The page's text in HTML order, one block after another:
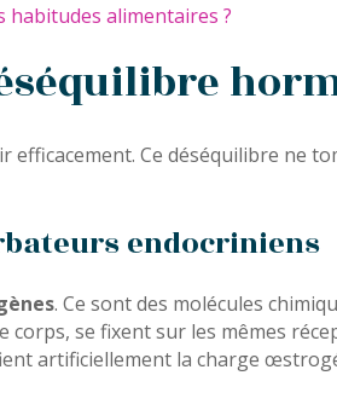
habitudes alimentaires ?
Ce déséquilibre ne
endocriniens
. Ce sont des molécules
se fixent sur les mêmes
artificiellement la charge